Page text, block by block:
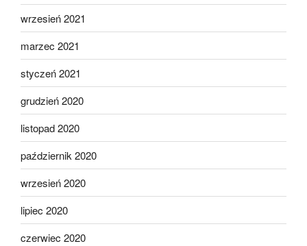
wrzesień 2021
marzec 2021
styczeń 2021
grudzień 2020
listopad 2020
październik 2020
wrzesień 2020
lipiec 2020
czerwiec 2020